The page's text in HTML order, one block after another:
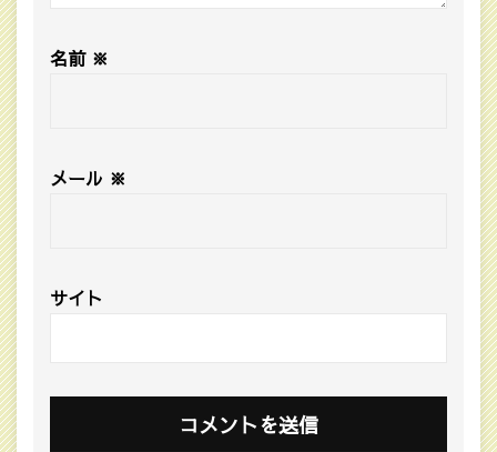
名前 ※
メール ※
サイト